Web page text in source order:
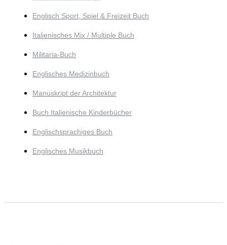
Englisch Sport, Spiel & Freizeit Buch
Italienisches Mix / Multiple Buch
Militaria-Buch
Englisches Medizinbuch
Manuskript der Architektur
Buch Italienische Kinderbücher
Englischsprachiges Buch
Englisches Musikbuch